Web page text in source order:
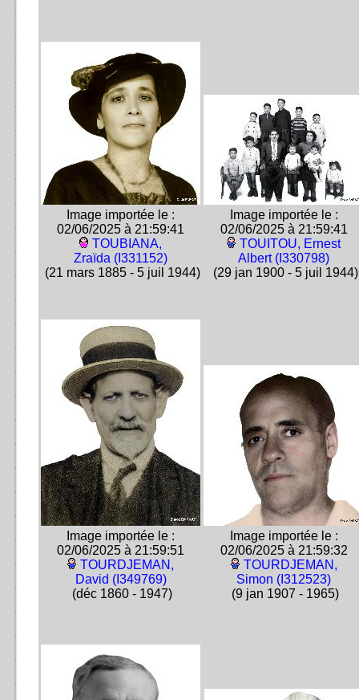
Image importée le :
02/06/2025 à 21:59:41
TOUBIANA,
Zraïda (I331152)
(21 mars 1885 - 5 juil 1944)
Image importée le :
02/06/2025 à 21:59:41
TOUITOU, Ernest
Albert (I330798)
(29 jan 1900 - 5 juil 1944)
Image importée le :
02/06/2025 à 21:59:51
TOURDJEMAN,
David (I349769)
(déc 1860 - 1947)
Image importée le :
02/06/2025 à 21:59:32
TOURDJEMAN,
Simon (I312523)
(9 jan 1907 - 1965)